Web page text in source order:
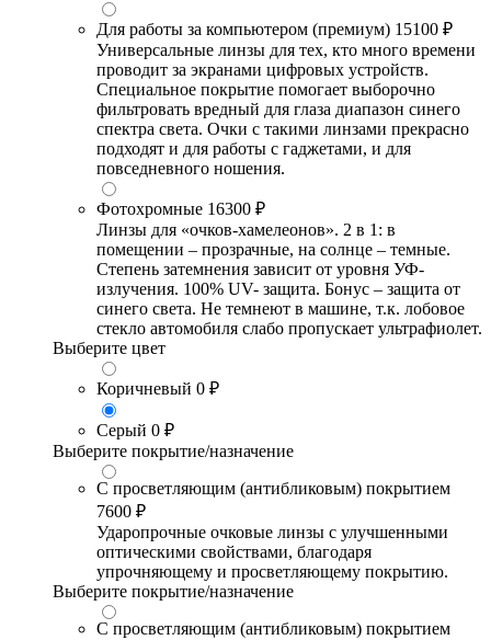
Для работы за компьютером (премиум) 15100 ₽
Универсальные линзы для тех, кто много времени
проводит за экранами цифровых устройств.
Специальное покрытие помогает выборочно
фильтровать вредный для глаза диапазон синего
спектра света. Очки с такими линзами прекрасно
подходят и для работы с гаджетами, и для
повседневного ношения.
Фотохромные 16300 ₽
Линзы для «очков-хамелеонов». 2 в 1: в
помещении – прозрачные, на солнце – темные.
Степень затемнения зависит от уровня УФ-
излучения. 100% UV- защита. Бонус – защита от
синего света. Не темнеют в машине, т.к. лобовое
стекло автомобиля слабо пропускает ультрафиолет.
Выберите цвет
Коричневый 0 ₽
Серый 0 ₽
Выберите покрытие/назначение
С просветляющим (антибликовым) покрытием
7600 ₽
Ударопрочные очковые линзы с улучшенными
оптическими свойствами, благодаря
упрочняющему и просветляющему покрытию.
Выберите покрытие/назначение
С просветляющим (антибликовым) покрытием